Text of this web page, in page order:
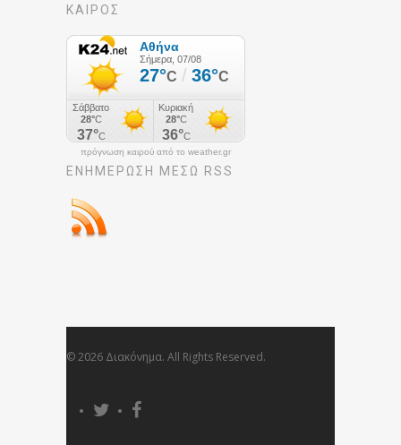
ΚΑΙΡΟΣ
πρόγνωση καιρού από το weather.gr
ΕΝΗΜΈΡΩΣΉ ΜΕΣΩ RSS
© 2026 Διακόνημα. All Rights Reserved.